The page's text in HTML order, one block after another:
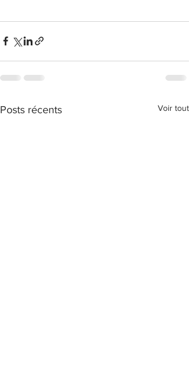
Posts récents Voir tout